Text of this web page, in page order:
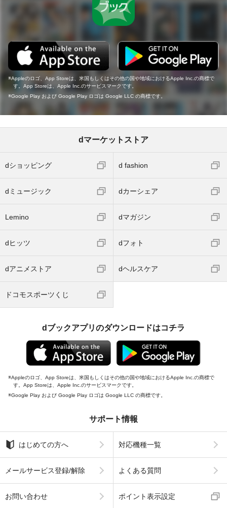
Appleのロゴ、App Storeは、米国もしくはその他の国や地域におけるApple Inc.の商標で
す。App Storeは、Apple Inc.のサービスマークです。
Google Play および Google Play ロゴは Google LLC の商標です。
dマーケットストア
dショッピング d fashion
dミュージック dカーシェア
Lemino dマガジン
dヒッツ dフォト
dアニメストア dヘルスケア
ドコモスポーツくじ
dブックアプリのダウンロードはコチラ
Appleのロゴ、App Storeは、米国もしくはその他の国や地域におけるApple Inc.の商標で
す。App Storeは、Apple Inc.のサービスマークです。
Google Play および Google Play ロゴは Google LLC の商標です。
サポート情報
はじめての方へ 対応機種一覧
メールサービス登録/解除 よくある質問
お問い合わせ ポイント表示設定